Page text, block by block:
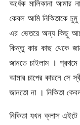
অর্ধেক মালিকানা
কেবল আমি নিকিতাকে
এর ভেতরে অন্য কিছু
কিন্তু কার কাছ থেকে
জানতে চাইলাম ।
আমার চাপের কারনে সে
জানতো না । নিকিতা
নিকিতা যখন ক্লাস